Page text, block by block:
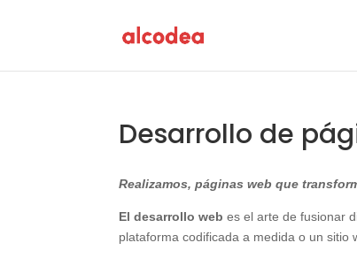
Desarrollo de
Realizamos, páginas web que
El desarrollo web es el arte de fusionar
plataforma codificada a medida o un sitio